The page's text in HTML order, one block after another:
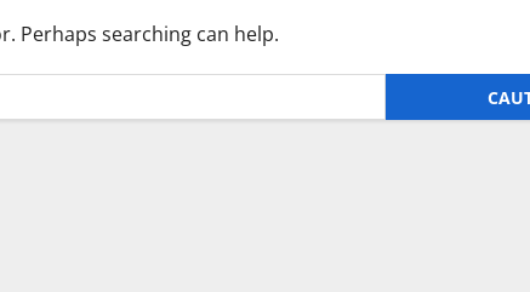
Perhaps searching can help.